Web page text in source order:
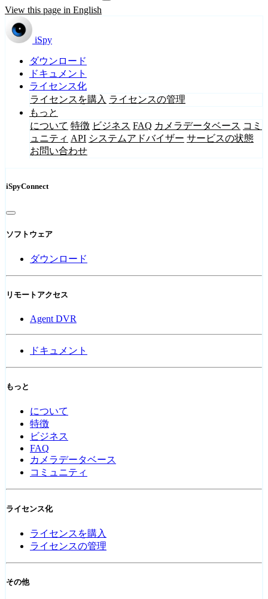
View this page in English
iSpy
ダウンロード
ドキュメント
ライセンス化
ライセンスを購入 ライセンスの管理
もっと
について 特徴 ビジネス FAQ カメラデータベース コミ
ュニティ API システムアドバイザー サービスの状態
お問い合わせ
iSpyConnect
ソフトウェア
ダウンロード
リモートアクセス
Agent DVR
ドキュメント
もっと
について
特徴
ビジネス
FAQ
カメラデータベース
コミュニティ
ライセンス化
ライセンスを購入
ライセンスの管理
その他